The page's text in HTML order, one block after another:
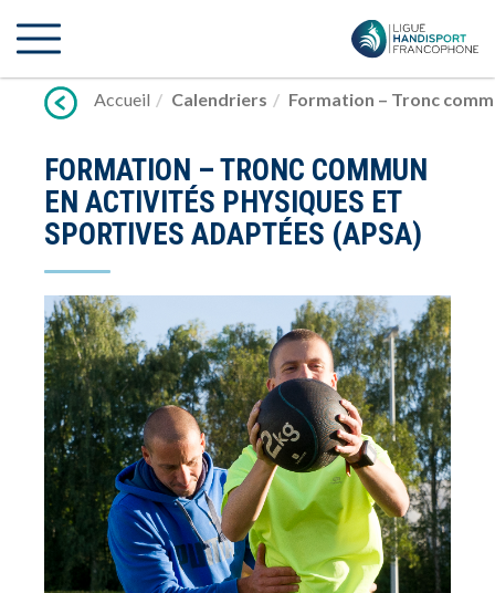
vers
Accueil
Calendriers Formation – Tronc
FORMATION – TRONC COMMUN
EN ACTIVITÉS PHYSIQUES ET
SPORTIVES ADAPTÉES (APSA)